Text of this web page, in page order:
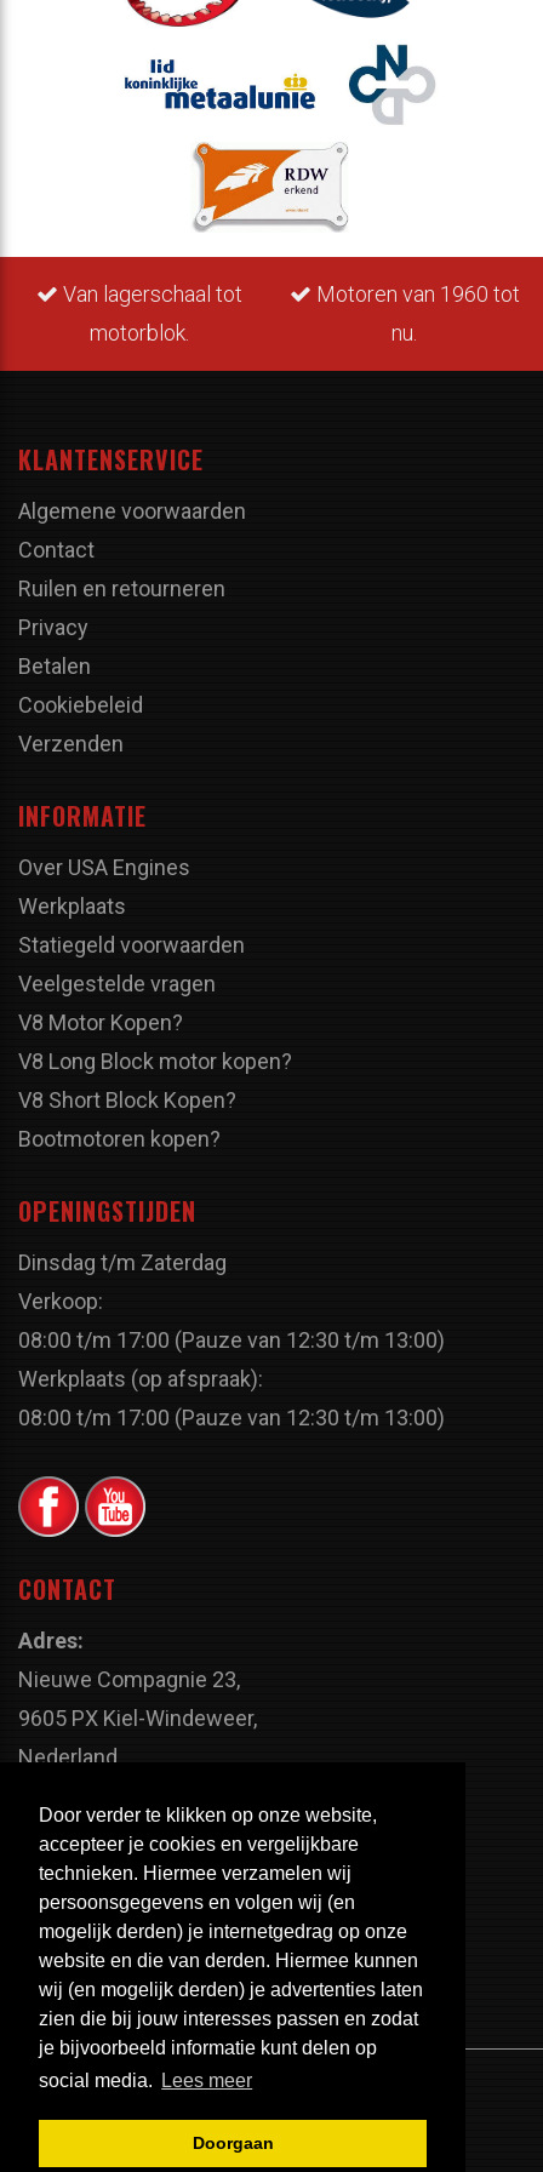
Door verder te klikken op onze website,
accepteer je cookies en vergelijkbare
technieken. Hiermee verzamelen wij
persoonsgegevens en volgen wij (en
mogelijk derden) je internetgedrag op onze
website en die van derden. Hiermee kunnen
wij (en mogelijk derden) je advertenties laten
zien die bij jouw interesses passen en zodat
je bijvoorbeeld informatie kunt delen op
social media.
Lees meer
Doorgaan
Van lagerschaal tot
motorblok.
Motoren van 1960 tot
nu.
KLANTENSERVICE
Algemene voorwaarden
Contact
Ruilen en retourneren
Privacy
Betalen
Cookiebeleid
Verzenden
INFORMATIE
Over USA Engines
Werkplaats
Statiegeld voorwaarden
Veelgestelde vragen
V8 Motor Kopen?
V8 Long Block motor kopen?
V8 Short Block Kopen?
Bootmotoren kopen?
OPENINGSTIJDEN
Dinsdag t/m Zaterdag
Verkoop:
08:00 t/m 17:00 (Pauze van 12:30 t/m 13:00)
Werkplaats (op afspraak):
08:00 t/m 17:00 (Pauze van 12:30 t/m 13:00)
CONTACT
Adres:
Nieuwe Compagnie 23,
9605 PX Kiel-Windeweer,
Nederland
+31 598 - 320 402
Telefoonnummer:
+31 598 - 350 330
Email:
info@usa-engines.com